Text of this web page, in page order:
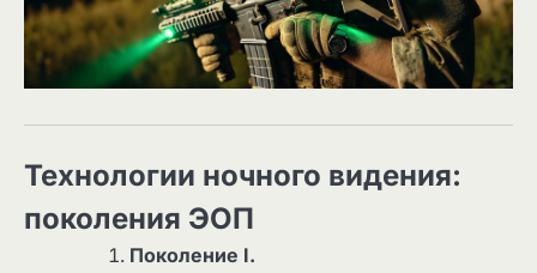
Технологии ночного видения:
поколения ЭОП
Поколение I.